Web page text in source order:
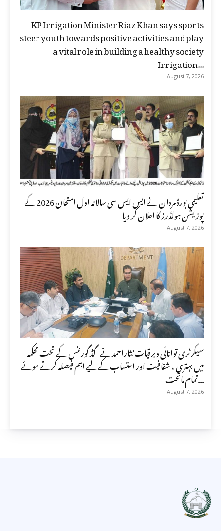
KP Irrigation Minister Riaz Khan says sports
steer youth towards positive activities and play
a vital role in building a healthy society
Irrigation...
August 7, 2026
تعلیمی بورڈ مردان نے ایس ایس سی سالانہ اول امتحان 2026 کے
پوزیشن ہولڈرز کا اعلان کر دیا
August 7, 2026
سیکرٹری توانائی وبرقیات نثاراحمد نے گڈ گورننس کے تحت محکمہ
میں بہتری ، شفافیت اور احتساب کے لیے اہم فیصلہ کرتے ہوئے
تمام ماتحت...
August 7, 2026